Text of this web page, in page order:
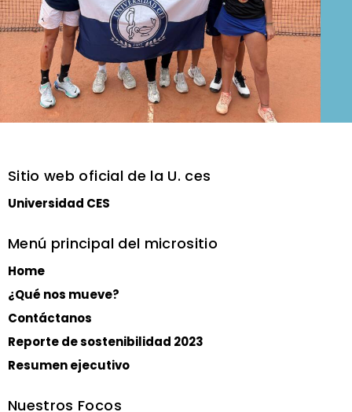
Sitio web oficial de la U. ces
Universidad CES
Menú principal del micrositio
Home
¿Qué nos mueve?
Contáctanos
Reporte de sostenibilidad 2023
Resumen ejecutivo
Nuestros Focos